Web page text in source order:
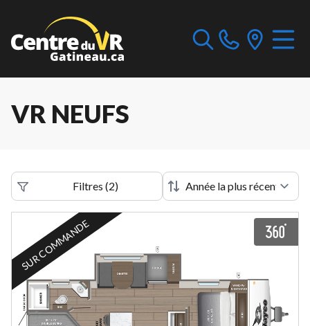
VR NEUFS
Filtres (2)
SUR COMMANDE